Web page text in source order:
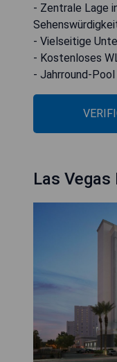
- Zentrale Lage
- Vielseitige
- Kostenloses
- Jahrround-
Las